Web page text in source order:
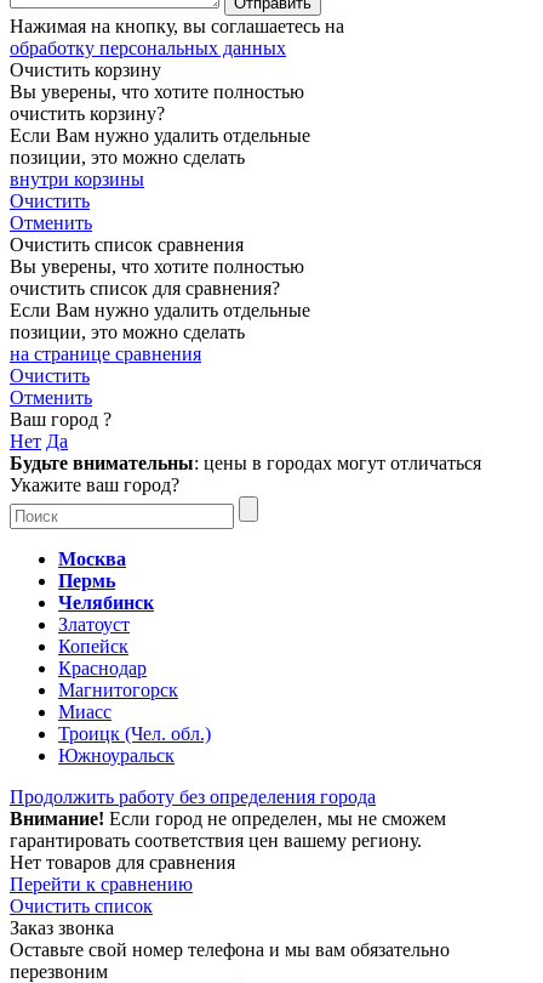
Нажимая на кнопку, вы соглашаетесь на
обработку персональных данных
Очистить корзину
Вы уверены, что хотите полностью
очистить корзину?
Если Вам нужно удалить отдельные
позиции, это можно сделать
внутри корзины
Очистить
Отменить
Очистить список сравнения
Вы уверены, что хотите полностью
очистить список для сравнения?
Если Вам нужно удалить отдельные
позиции, это можно сделать
на странице сравнения
Очистить
Отменить
Ваш город ?
Нет Да
Будьте внимательны: цены в городах могут отличаться
Укажите ваш город?
Москва
Пермь
Челябинск
Златоуст
Копейск
Краснодар
Магнитогорск
Миасс
Троицк (Чел. обл.)
Южноуральск
Продолжить работу без определения города
Внимание! Если город не определен, мы не сможем
гарантировать соответствия цен вашему региону.
Нет товаров для сравнения
Перейти к сравнению
Очистить список
Заказ звонка
Оставьте свой номер телефона и мы вам обязательно
перезвоним